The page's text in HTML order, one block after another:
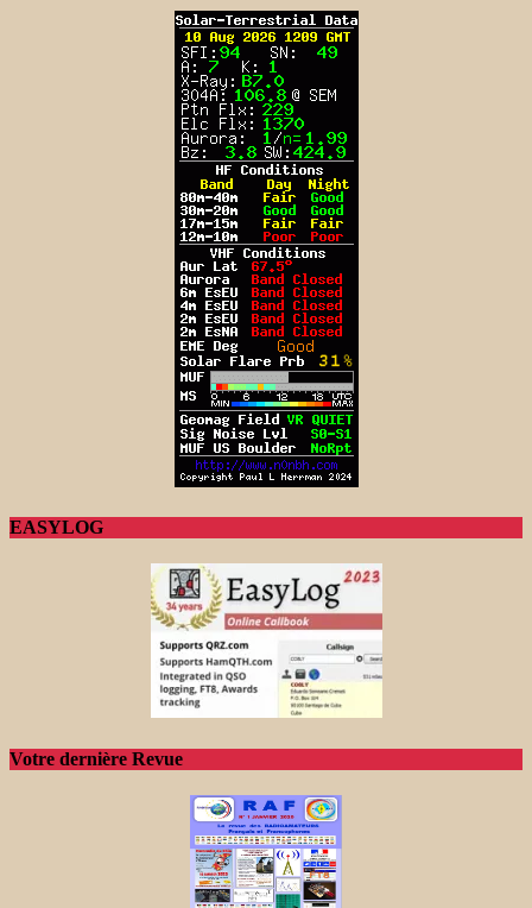
EASYLOG
Votre dernière Revue